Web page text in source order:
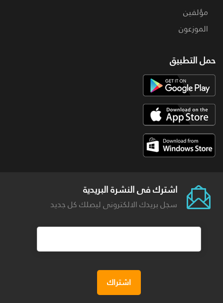
مؤلفين
الموزعون
حمل التطبيق
اشترك فى النشرة البريدية
سجل بريدك الالكترونى ليصلك كل جديد